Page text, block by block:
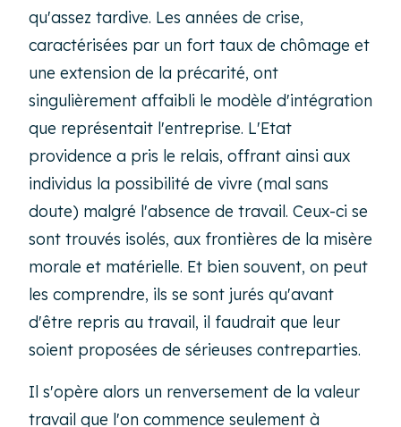
qu'assez tardive. Les années de crise,
caractérisées par un fort taux de chômage et
une extension de la précarité, ont
singulièrement affaibli le modèle d'intégration
que représentait l'entreprise. L'Etat
providence a pris le relais, offrant ainsi aux
individus la possibilité de vivre (mal sans
doute) malgré l'absence de travail. Ceux-ci se
sont trouvés isolés, aux frontières de la misère
morale et matérielle. Et bien souvent, on peut
les comprendre, ils se sont jurés qu'avant
d'être repris au travail, il faudrait que leur
soient proposées de sérieuses contreparties.
Il s'opère alors un renversement de la valeur
travail que l'on commence seulement à